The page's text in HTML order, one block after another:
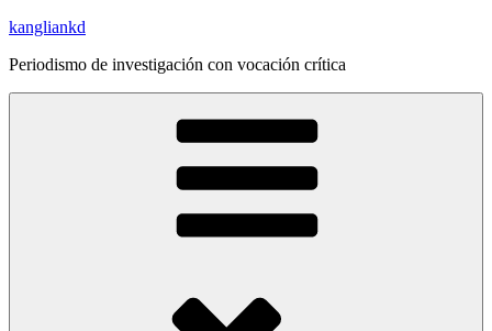
Saltar
contenido
kangliankd
Periodismo de investigación con vocación crítica